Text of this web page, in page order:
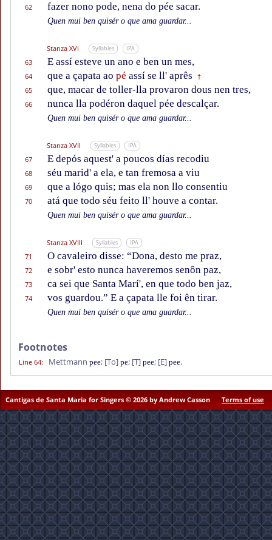
62 fazer nono pode, nena do pée sacar.
Quen mui ben quisér o que ama guardar...
Stanza XVI Syllables IPA
63 E assí esteve un ano e ben un mes,
64 que a çapata ao pé assí se ll' aprês †
65 que, macar de toller-lla provaron dous nen tres,
66 nunca lla podéron daquel pée descalçar.
Quen mui ben quisér o que ama guardar...
Stanza XVII Syllables IPA
67 E depós aquest' a poucos días recodiu
68 séu marid' a ela, e tan fremosa a viu
69 que a lógo quis; mas ela non llo consentiu
70 atá que todo séu feito ll' houve a contar.
Quen mui ben quisér o que ama guardar...
Stanza XVIII Syllables IPA
71 O cavaleiro disse: “Dona, desto me praz,
72 e sobr' esto nunca haveremos senôn paz,
73 ca sei que Santa Marí', en que todo ben jaz,
74 vos guardou.” E a çapata lle foi ên tirar.
Quen mui ben quisér o que ama guardar...
Footnotes
Line 64: Mettmann pee; [To] pe; [T] pee; [E] pee.
Cantigas de Santa Maria for Singers © 2026 by Andrew Casson Terms of use